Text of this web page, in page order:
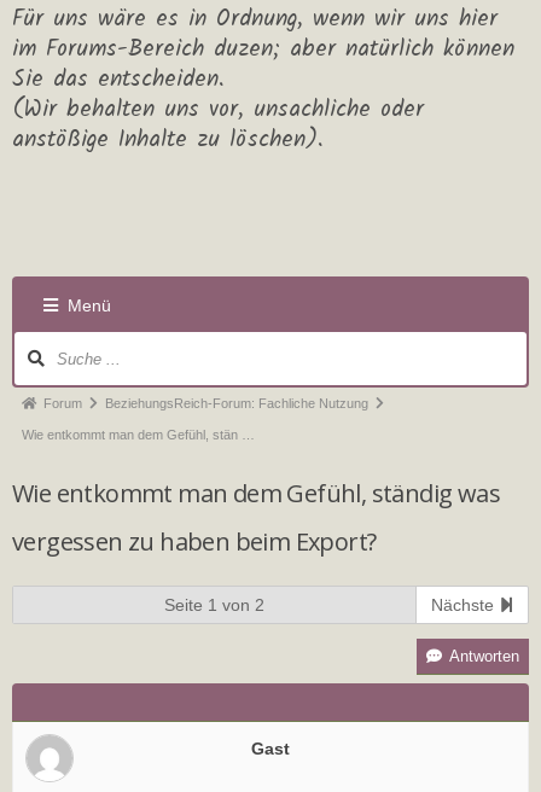
Für uns wäre es in Ordnung, wenn wir uns hier
im Forums-Bereich duzen; aber natürlich können
Sie das entscheiden.
(Wir behalten uns vor, unsachliche oder
anstößige Inhalte zu löschen).
Menü
Forum BeziehungsReich-Forum: Fachliche Nutzung
Wie entkommt man dem Gefühl, stän …
Wie entkommt man dem Gefühl, ständig was
vergessen zu haben beim Export?
Seite 1 von 2 Nächste
Antworten
Gast